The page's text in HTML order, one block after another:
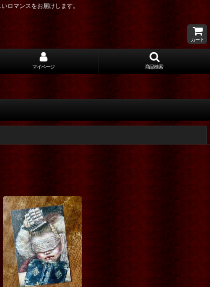
ロマンスをお届けします。
カート
マイページ 商品検索